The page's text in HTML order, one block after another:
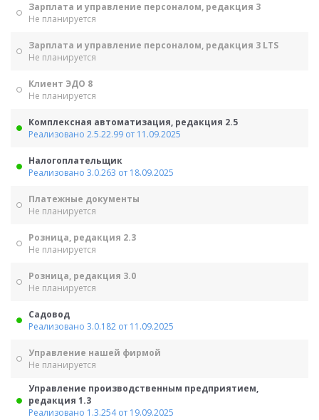
Зарплата и управление персоналом, редакция 3
Не планируется
Зарплата и управление персоналом, редакция 3 LTS
Не планируется
Клиент ЭДО 8
Не планируется
Комплексная автоматизация, редакция 2.5
Реализовано 2.5.22.99 от 11.09.2025
Налогоплательщик
Реализовано 3.0.263 от 18.09.2025
Платежные документы
Не планируется
Розница, редакция 2.3
Не планируется
Розница, редакция 3.0
Не планируется
Садовод
Реализовано 3.0.182 от 11.09.2025
Управление нашей фирмой
Не планируется
Управление производственным предприятием,
редакция 1.3
Реализовано 1.3.254 от 19.09.2025